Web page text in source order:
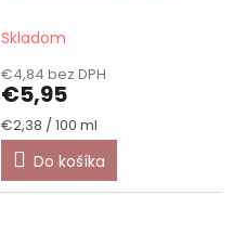
Skladom
€4,84 bez DPH
€5,95
Jednotková
cena:
€2,38 / 100 ml
Do košíka